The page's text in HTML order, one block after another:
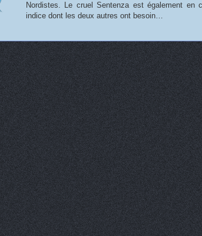
Nordistes. Le cruel Sentenza est également en
indice dont les deux autres ont besoin…